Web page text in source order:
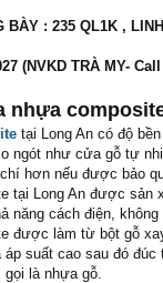
BÀY : 235 QL1K ,
(NVKD TRÀ MY-
nhựa
tại Long An có độ
ngót như cửa gỗ tự
hơn nếu được bảo
tại Long An được sản
năng cách điện,
được làm từ bột gỗ
suất cao sau đó
là nhựa gỗ.